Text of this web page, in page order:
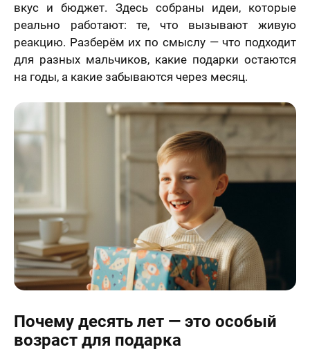
вкус и бюджет. Здесь собраны идеи, которые
реально работают: те, что вызывают живую
реакцию. Разберём их по смыслу — что подходит
для разных мальчиков, какие подарки остаются
на годы, а какие забываются через месяц.
Почему десять лет — это особый
возраст для подарка